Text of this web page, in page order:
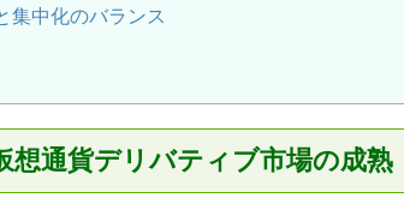
集中化のバランス
想通貨デリバティブ市場の成熟